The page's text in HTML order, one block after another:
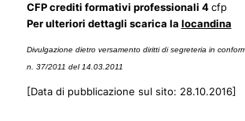
CFP crediti formativi professionali 4cfp
Per ulteriori dettagli scarica la locandina
Divulgazione dietro versamento diritti di segreteria in
n. 37/2011 del 14.03.2011
[Data di pubblicazione sul sito: 28.10.2016]